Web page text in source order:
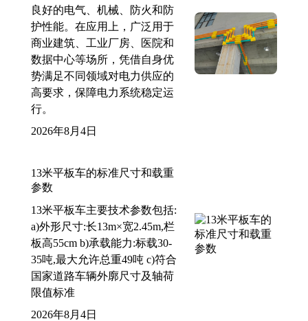
良好的电气、机械、防火和防
护性能。在应用上，广泛用于
商业建筑、工业厂房、医院和
数据中心等场所，凭借自身优
势满足不同领域对电力供应的
高要求，保障电力系统稳定运
行。
2026年8月4日
13米平板车的标准尺寸和载重
参数
13米平板车主要技术参数包括:
a)外形尺寸:长13m×宽2.45m,栏
板高55cm b)承载能力:标载30-
35吨,最大允许总重49吨 c)符合
国家道路车辆外廓尺寸及轴荷
限值标准
2026年8月4日